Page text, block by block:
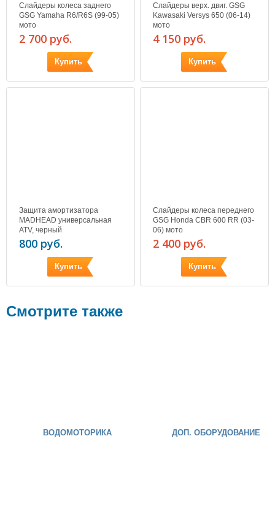
Слайдеры колеса заднего
GSG Yamaha R6/R6S (99-05)
мото
2 700 руб.
Купить
Слайдеры верх. двиг. GSG
Kawasaki Versys 650 (06-14)
мото
4 150 руб.
Купить
Защита амортизатора
MADHEAD универсальная
ATV, черный
800 руб.
Купить
Слайдеры колеса переднего
GSG Honda CBR 600 RR (03-
06) мото
2 400 руб.
Купить
Смотрите также
ВОДОМОТОРИКА ДОП. ОБОРУДОВАНИЕ